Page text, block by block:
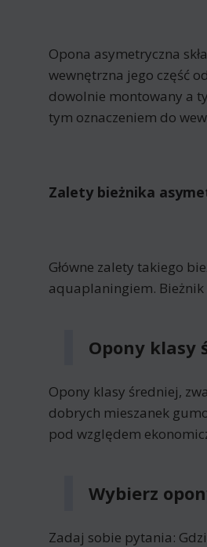
Opona asymetryczna
wewnętrzna jego część
dowolnie montowany a
tym oznaczeniem do
Zalety bieżnika
Główne zalety takiego
aquaplaningiem. Bieżnik
Opony klasy
Opony klasy średniej,
dobrych mieszanek
pod względem
Wybierz
Zadaj sobie pytania: